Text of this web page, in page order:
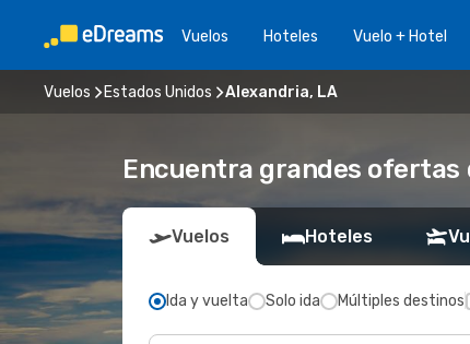
Vuelos Hoteles Vuelo + Hotel
Vuelos Estados Unidos Alexandria, LA
Encuentra grandes ofertas
Vuelos Hoteles
Ida y vuelta Solo ida Múltiples destinos